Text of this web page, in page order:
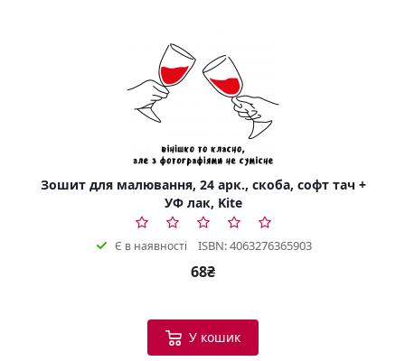
Зошит для малювання, 24 арк., скоба, софт тач +
УФ лак, Kite
Є в наявності ISBN: 4063276365903
68₴
У кошик